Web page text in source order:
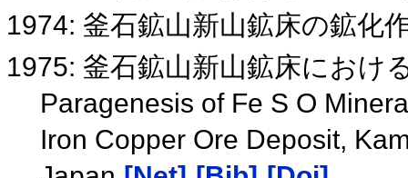
1974: 釜石鉱山新山鉱床の鉱化
1975: 釜石鉱山新山鉱床におけ
Paragenesis of Fe S O
Iron Copper Ore Deposit,